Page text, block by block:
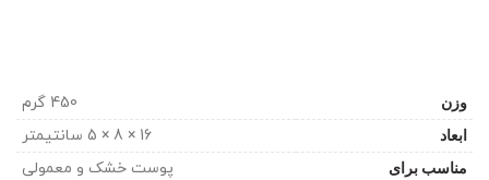
وزن 450 گرم
ابعاد 16 × 8 × 5 سانتیمتر
مناسب برای پوست خشک و معمولی